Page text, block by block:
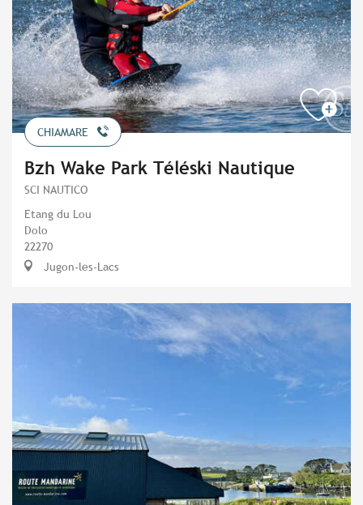
CHIAMARE
Bzh Wake Park Téléski Nautique
SCI NAUTICO
Etang du Lou
Dolo
22270
Jugon-les-Lacs